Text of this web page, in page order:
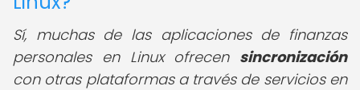
Sí, muchas de las aplicaciones de finanzas
personales en Linux ofrecen sincronización
con otras plataformas a través de servicios en